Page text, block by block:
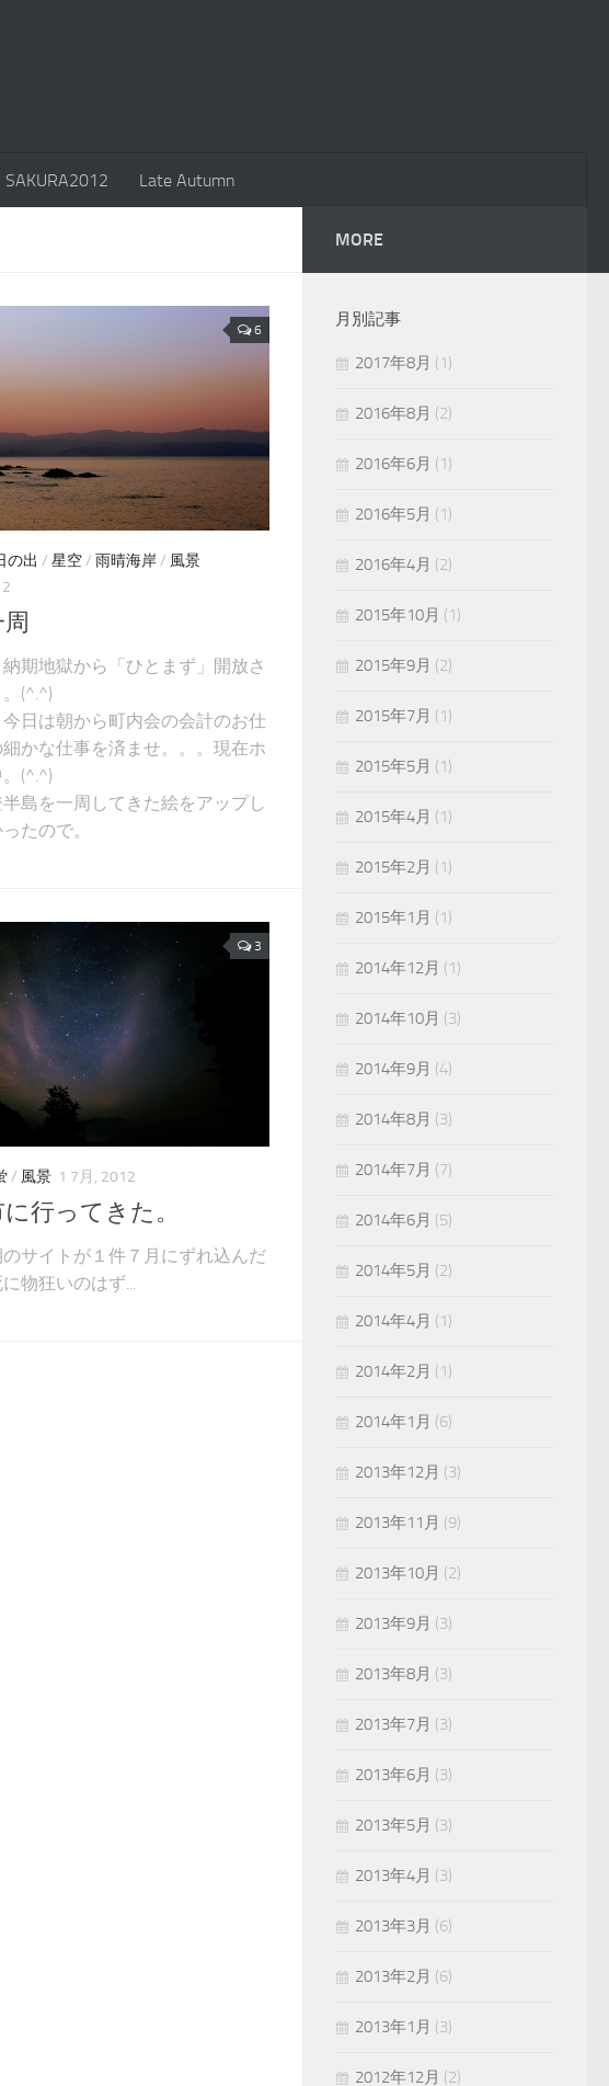
SAKURA2012 Late Autumn
6
の出 / 星空/ 雨晴海岸/ 風景
期地獄から「ひとまず」開放さ
(^.^)
日は朝から町内会の会計のお仕
かな仕事を済ませ。。。現在ホ
(^.^)
島を一周してきた絵をアップし
たので。
3
/ 風景 1 7月, 2012
行ってきた。
のサイトが１件７月にずれ込んだ
物狂いのはず...
MORE
月別記事
2017年8月 (1)
2016年8月 (2)
2016年6月 (1)
2016年5月 (1)
2016年4月 (2)
2015年10月 (1)
2015年9月 (2)
2015年7月 (1)
2015年5月 (1)
2015年4月 (1)
2015年2月 (1)
2015年1月 (1)
2014年12月 (1)
2014年10月 (3)
2014年9月 (4)
2014年8月 (3)
2014年7月 (7)
2014年6月 (5)
2014年5月 (2)
2014年4月 (1)
2014年2月 (1)
2014年1月 (6)
2013年12月 (3)
2013年11月 (9)
2013年10月 (2)
2013年9月 (3)
2013年8月 (3)
2013年7月 (3)
2013年6月 (3)
2013年5月 (3)
2013年4月 (3)
2013年3月 (6)
2013年2月 (6)
2013年1月 (3)
2012年12月 (2)